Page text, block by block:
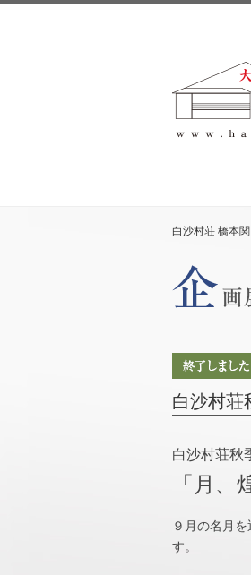
白沙村荘 橋本
白沙村荘
白沙村荘秋
「月、
９月の名月
す。